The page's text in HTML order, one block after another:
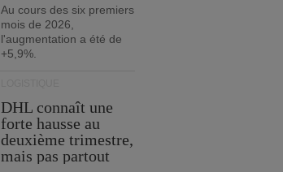
Au cours des six premiers
mois de 2026,
l'augmentation a été de
+5,9%.
DHL connaît une
forte hausse au
deuxième trimestre,
mais pas partout